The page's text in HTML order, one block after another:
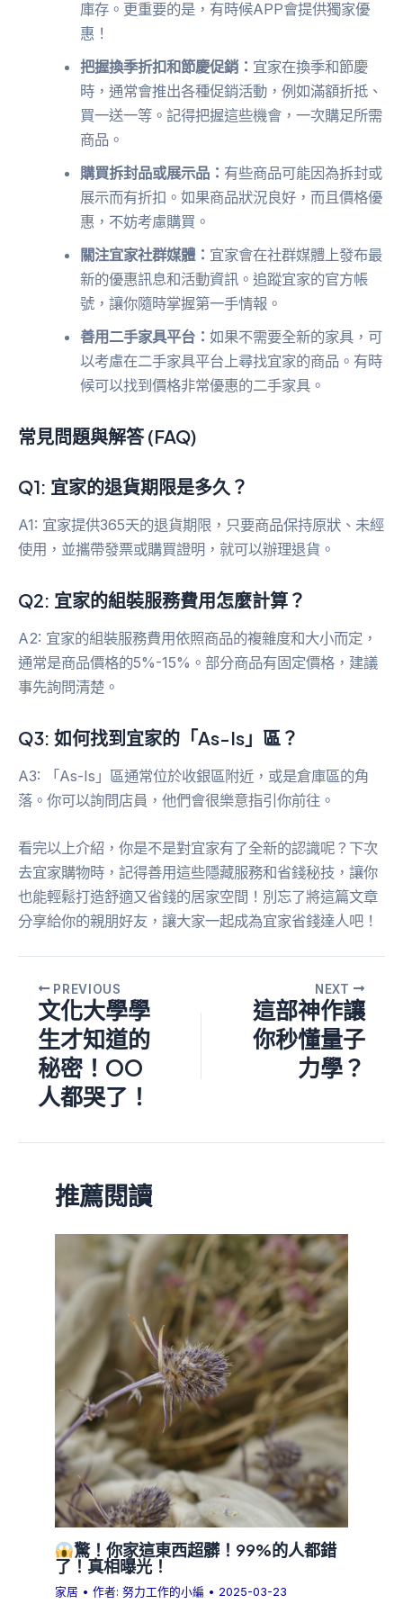
庫存。更重要的是，有時候APP會提供獨家優
惠！
把握換季折扣和節慶促銷： 宜家在換季和節慶
時，通常會推出各種促銷活動，例如滿額折抵、
買一送一等。記得把握這些機會，一次購足所需
商品。
購買拆封品或展示品： 有些商品可能因為拆封或
展示而有折扣。如果商品狀況良好，而且價格優
惠，不妨考慮購買。
關注宜家社群媒體： 宜家會在社群媒體上發布最
新的優惠訊息和活動資訊。追蹤宜家的官方帳
號，讓你隨時掌握第一手情報。
善用二手家具平台：如果不需要全新的家具，可
以考慮在二手家具平台上尋找宜家的商品。有時
候可以找到價格非常優惠的二手家具。
常見問題與解答 (FAQ)
Q1: 宜家的退貨期限是多久？
A1: 宜家提供365天的退貨期限，只要商品保持原狀、未經
使用，並攜帶發票或購買證明，就可以辦理退貨。
Q2: 宜家的組裝服務費用怎麼計算？
A2: 宜家的組裝服務費用依照商品的複雜度和大小而定，
通常是商品價格的5%-15%。部分商品有固定價格，建議
事先詢問清楚。
Q3: 如何找到宜家的「As-Is」區？
A3: 「As-Is」區通常位於收銀區附近，或是倉庫區的角
落。你可以詢問店員，他們會很樂意指引你前往。
看完以上介紹，你是不是對宜家有了全新的認識呢？下次
去宜家購物時，記得善用這些隱藏服務和省錢秘技，讓你
也能輕鬆打造舒適又省錢的居家空間！別忘了將這篇文章
分享給你的親朋好友，讓大家一起成為宜家省錢達人吧！
PREVIOUS
文化大學學
生才知道的
秘密！OO
人都哭了！
NEXT
這部神作讓
你秒懂量子
力學？
推薦閱讀
驚！你家這東西超髒！99%的人都錯
了！真相曝光！
家居 • 作者:努力工作的小編 • 2025-03-23